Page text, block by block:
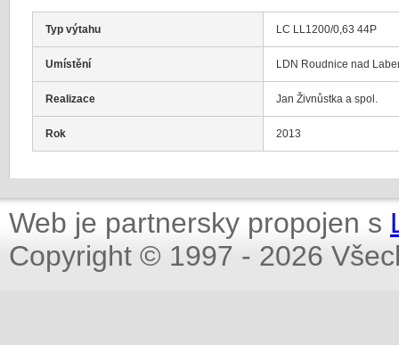
Typ výtahu LC LL1200/0,63 44P
Umístění LDN Roudnice nad
Realizace Jan Živnůstka a spol.
Rok 2013
Web je partnersky propojen s
Copyright © 1997 - 2026